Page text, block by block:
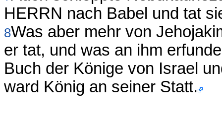
HERRN nach Babel und tat
8Was aber mehr von
er tat, und was an ihm
Buch der Könige von Israel
ward König an seiner Statt.